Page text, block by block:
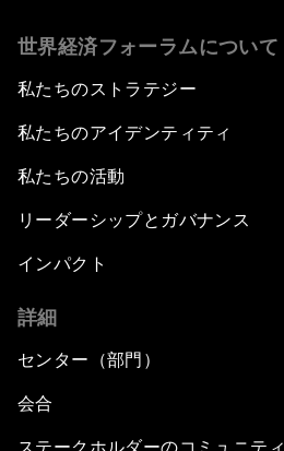
世界経済フォーラムについて
私たちのストラテジー
私たちのアイデンティティ
私たちの活動
リーダーシップとガバナンス
インパクト
詳細
センター（部門）
会合